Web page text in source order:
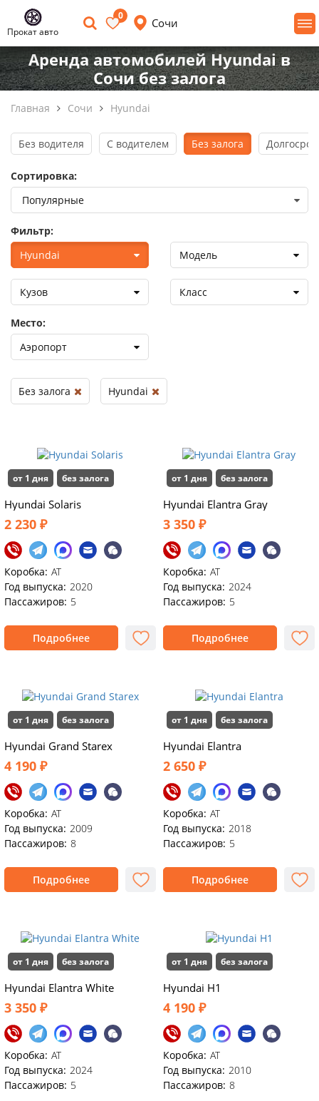
Прокат авто
0
Сочи
Аренда автомобилей Hyundai в
Сочи без залога
Главная Сочи Hyundai
от 1 дня без залога
Hyundai Solaris
2 230 ₽
Коробка: AT
Год выпуска: 2020
Пассажиров: 5
Подробнее
от 1 дня без залога
Hyundai Elаntra Gray
3 350 ₽
Коробка: AT
Год выпуска: 2024
Пассажиров: 5
Подробнее
от 1 дня без залога
Hyundai Grand Starex
4 190 ₽
Коробка: АТ
Год выпуска: 2009
Пассажиров: 8
Подробнее
от 1 дня без залога
Hyundai Elantra
2 650 ₽
Коробка: AT
Год выпуска: 2018
Пассажиров: 5
Подробнее
от 1 дня без залога
Hyundai Elantra White
3 350 ₽
Коробка: AT
Год выпуска: 2024
Пассажиров: 5
от 1 дня без залога
Hyundai H1
4 190 ₽
Коробка: АТ
Год выпуска: 2010
Пассажиров: 8
Без водителя С водителем Без залога
Сортировка:
Фильтр:
Hyundai
Модель
Кузов Класс
Место:
Аэропорт
Без залога Hyundai